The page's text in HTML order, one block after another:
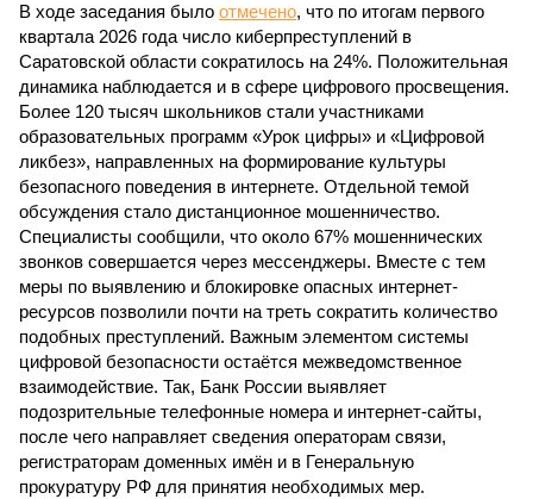
В ходе заседания было отмечено, что по итогам первого
квартала 2026 года число киберпреступлений в
Саратовской области сократилось на 24%. Положительная
динамика наблюдается и в сфере цифрового просвещения.
Более 120 тысяч школьников стали участниками
образовательных программ «Урок цифры» и «Цифровой
ликбез», направленных на формирование культуры
безопасного поведения в интернете. Отдельной темой
обсуждения стало дистанционное мошенничество.
Специалисты сообщили, что около 67% мошеннических
звонков совершается через мессенджеры. Вместе с тем
меры по выявлению и блокировке опасных интернет-
ресурсов позволили почти на треть сократить количество
подобных преступлений. Важным элементом системы
цифровой безопасности остаётся межведомственное
взаимодействие. Так, Банк России выявляет
подозрительные телефонные номера и интернет-сайты,
после чего направляет сведения операторам связи,
регистраторам доменных имён и в Генеральную
прокуратуру РФ для принятия необходимых мер.